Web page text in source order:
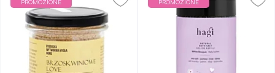
PROMOZIONE PROMOZIONE